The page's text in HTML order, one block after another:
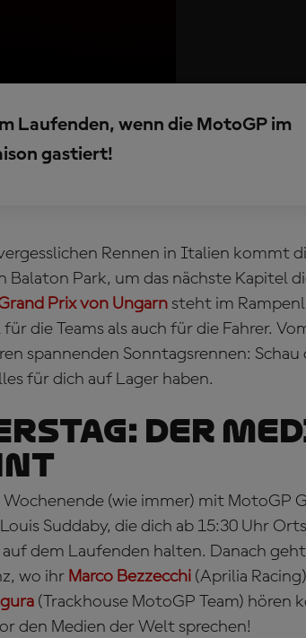
Laufenden, wenn die MotoGP im
gastiert!
Rennen in Italien kommt
Balaton Park, um das nächste Kapitel
Prix von Ungarn steht im
die Teams als auch für die Fahrer.
spannenden Sonntagsrennen: Schau
für dich auf Lager haben.
DER
(wie immer) mit MotoGP
Suddaby, die dich ab 15:30 Uhr
dem Laufenden halten. Danach
wo ihr Marco Bezzecchi (Aprilia
(Trackhouse MotoGP Team)
den Medien der Welt sprechen!